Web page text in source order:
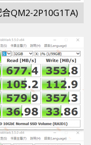
QM2-2P10G1TA)